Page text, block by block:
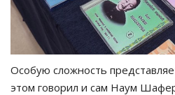
Особую сложность
этом говорил и сам Наум